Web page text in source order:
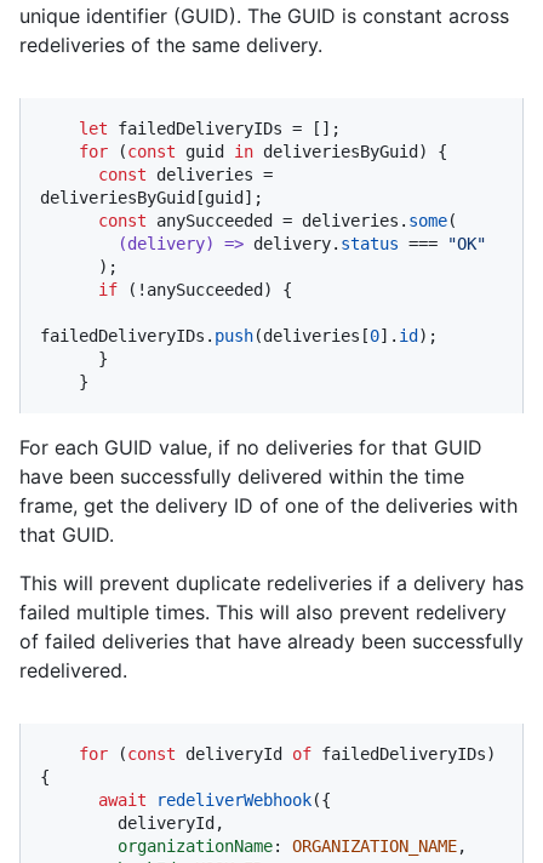
unique identifier (GUID). The GUID is constant across
redeliveries of the same delivery.
let failedDeliveryIDs = [];
for (const guid in deliveriesByGuid) {
const deliveries =
deliveriesByGuid[guid];
const anySucceeded = deliveries. some(
(delivery) => delivery. status ===
"OK"
if (!anySucceeded) {
failedDeliveryIDs. push(deliveries[0]. id );
    }
For each GUID value, if no deliveries for that GUID
have been successfully delivered within the time
frame, get the delivery ID of one of the deliveries with
that GUID.
This will prevent duplicate redeliveries if a delivery has
failed multiple times. This will also prevent redelivery
of failed deliveries that have already been successfully
redelivered.
for (const deliveryId of failedDeliveryIDs)
{
await
redeliverWebhook({
organizationName: ORGANIZATION_NAME,